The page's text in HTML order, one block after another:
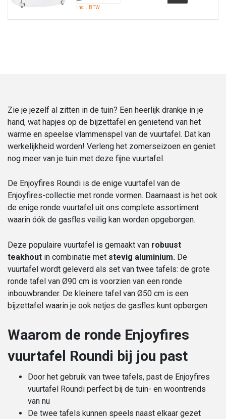
prijs
incl. BTW
Zie je jezelf al zitten in de tuin? Een heerlijk drankje in je
hand, wat hapjes op de bijzettafel en genietend van het
warme en speelse vlammenspel van de vuurtafel. Dat kan
werkelijkheid worden! Verleng het zomerseizoen en geniet
nog meer van je tuin met deze fijne vuurtafel.
De Enjoyfires Roundi is de enige vuurtafel van de
Enjoyfires-collectie met ronde vormen. Daarnaast is het ook
de enige ronde vuurtafel uit ons complete assortiment
waarin óók de gasfles veilig kan worden opgeborgen.
Deze populaire vuurtafel is gemaakt van robuust
teakhout in combinatie met stevig aluminium. De
vuurtafel wordt geleverd als set van twee tafels: de grote
ronde tafel van Ø90 cm is voorzien van een ronde
inbouwbrander. De kleinere tafel van Ø50 cm is een
bijzettafel waarin je ook netjes de gasfles kunt opbergen.
Waarom de ronde Enjoyfires
vuurtafel Roundi bij jou past
Door het gebruik van twee tafels, past de Enjoyfires
vuurtafel Roundi perfect bij de tuin- en woontrends
van nu
De twee tafels kunnen speels naast elkaar gezet